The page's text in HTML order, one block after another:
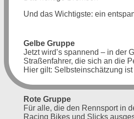
Und das Wichtigste: ein
Gelbe Gruppe
Jetzt wird’s spannend – in der
Straßenfahrer, die sich an die
Hier gilt: Selbsteinschätzung
Rote Gruppe
Für alle, die den Rennsport in
Racing Bikes und Slicks